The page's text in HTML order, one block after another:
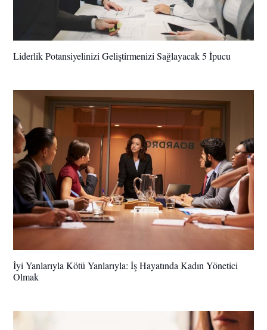
Liderlik Potansiyelinizi Geliştirmenizi Sağlayacak 5 İpucu
İyi Yanlarıyla Kötü Yanlarıyla: İş Hayatında Kadın Yönetici
Olmak